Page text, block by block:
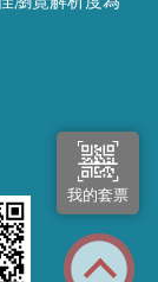
我的套票